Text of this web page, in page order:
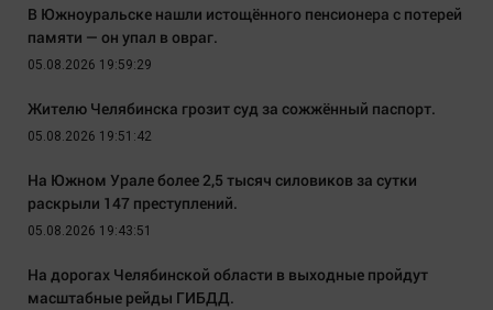
В Южноуральске нашли истощённого пенсионера с потерей
памяти — он упал в овраг.
05.08.2026 19:59:29
Жителю Челябинска грозит суд за сожжённый паспорт.
05.08.2026 19:51:42
На Южном Урале более 2,5 тысяч силовиков за сутки
раскрыли 147 преступлений.
05.08.2026 19:43:51
На дорогах Челябинской области в выходные пройдут
масштабные рейды ГИБДД.